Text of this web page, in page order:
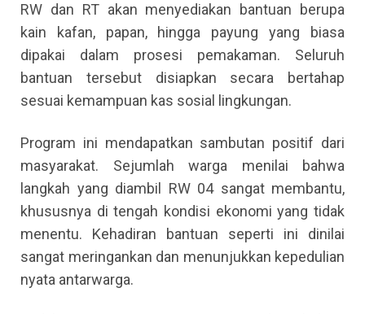
RW dan RT akan menyediakan bantuan berupa
kain kafan, papan, hingga payung yang biasa
dipakai dalam prosesi pemakaman. Seluruh
bantuan tersebut disiapkan secara bertahap
sesuai kemampuan kas sosial lingkungan.
Program ini mendapatkan sambutan positif dari
masyarakat. Sejumlah warga menilai bahwa
langkah yang diambil RW 04 sangat membantu,
khususnya di tengah kondisi ekonomi yang tidak
menentu. Kehadiran bantuan seperti ini dinilai
sangat meringankan dan menunjukkan kepedulian
nyata antarwarga.